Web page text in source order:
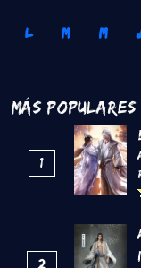
L M M
Más Populares
1
2